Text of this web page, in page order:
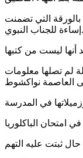
التي تضمنت
إساءة للجناب النبوي.
لم تصلها معلومات